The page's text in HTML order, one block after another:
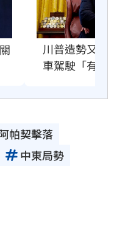
川普造勢又出
車駕駛「有病
帕契擊落
中東局勢